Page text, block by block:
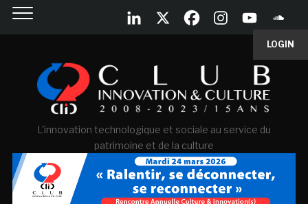
LOGIN
L'innovation technologique et sociale au service du
patrimoine et de la culture